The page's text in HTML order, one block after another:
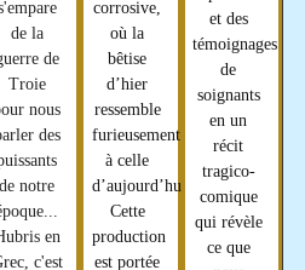
de la
de
Troie
nous
des
de notre
en
c'est
corrosive,
oùla
bêtise
d’hier
ressemble
furieusement
à celle
d’aujourd’hui.
Cette
production
est portée
et des
témoignages
de
soignants
en un
récit
tragico-
comique
qui révèle
ce que